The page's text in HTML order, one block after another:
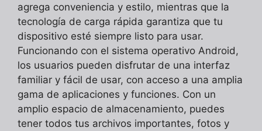
agrega conveniencia y estilo, mientras que la
tecnología de carga rápida garantiza que tu
dispositivo esté siempre listo para usar.
Funcionando con el sistema operativo Android,
los usuarios pueden disfrutar de una interfaz
familiar y fácil de usar, con acceso a una amplia
gama de aplicaciones y funciones. Con un
amplio espacio de almacenamiento, puedes
tener todos tus archivos importantes, fotos y